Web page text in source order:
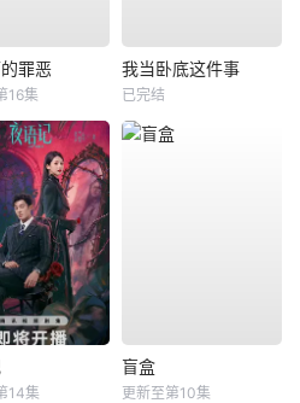
罪恶
16集
我当卧底这件事
已完结
14集
盲盒
更新至第10集